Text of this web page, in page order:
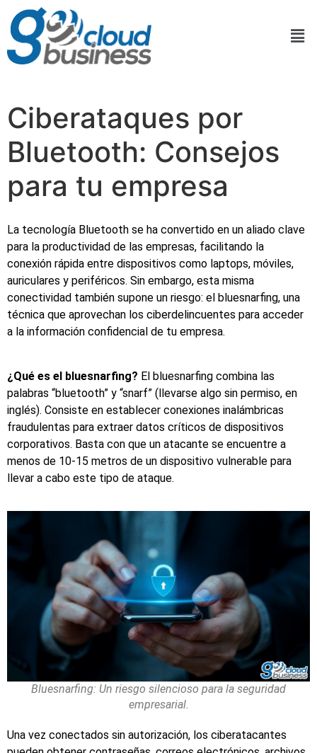
Ciberataques por
Bluetooth: Consejos
para tu empresa
La tecnología Bluetooth se ha convertido en un aliado clave
para la productividad de las empresas, facilitando la
conexión rápida entre dispositivos como laptops, móviles,
auriculares y periféricos. Sin embargo, esta misma
conectividad también supone un riesgo: el bluesnarfing, una
técnica que aprovechan los ciberdelincuentes para acceder
a la información confidencial de tu empresa.
¿Qué es el bluesnarfing? El bluesnarfing combina las
palabras “bluetooth” y “snarf” (llevarse algo sin permiso, en
inglés). Consiste en establecer conexiones inalámbricas
fraudulentas para extraer datos críticos de dispositivos
corporativos. Basta con que un atacante se encuentre a
menos de 10-15 metros de un dispositivo vulnerable para
llevar a cabo este tipo de ataque.
Bluesnarfing: Un riesgo silencioso para la seguridad
empresarial.
Una vez conectados sin autorización, los ciberatacantes